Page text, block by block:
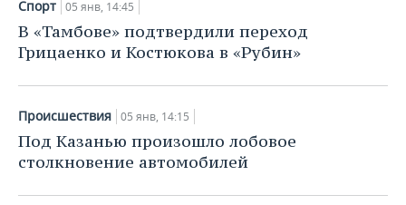
Спорт 05 янв, 14:45
В «Тамбове» подтвердили переход
Грицаенко и Костюкова в «Рубин»
Происшествия 05 янв, 14:15
Под Казанью произошло лобовое
столкновение автомобилей